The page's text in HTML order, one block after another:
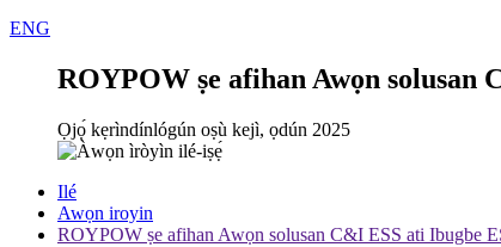
ENG
ROYPOW ṣe afihan Awọn solusan
Ọjọ́ kẹrìndínlógún oṣù kejì, ọdún 2025
Ilé
Awọn iroyin
ROYPOW ṣe afihan Awọn solusan C&I ESS ati Ibugbe